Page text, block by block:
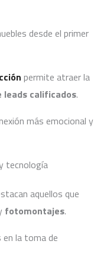
desde el primer
permite atraer la
leads calificados.
más emocional y
tecnología
aquellos que
fotomontajes.
la toma de